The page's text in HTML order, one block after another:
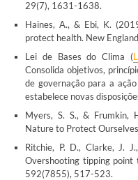
29(7), 1631-1638.
Haines, A., & Ebi, K.
protect health. New
Lei de Bases do Clima (
Consolida objetivos,
de governação para a
estabelece novas
Myers, S. S., & Frumkin,
Nature to Protect
Ritchie, P. D., Clarke, J.
Overshooting tipping point
592(7855), 517-523.